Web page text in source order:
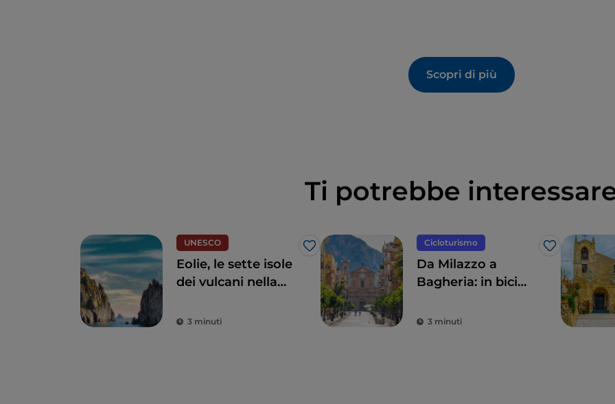
Scopri di più
Ti potrebbe
UNESCO
Like
Eolie, le sette isole
dei vulcani nella
settentrionale
3 minuti
Cicloturismo
Like
Da Milazzo a
Bagheria: in bici
settentrionale della
3 minuti